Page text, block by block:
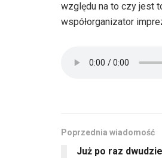
względu na to czy jest
współorganizator
Poprzednia wiadomość
Już po raz